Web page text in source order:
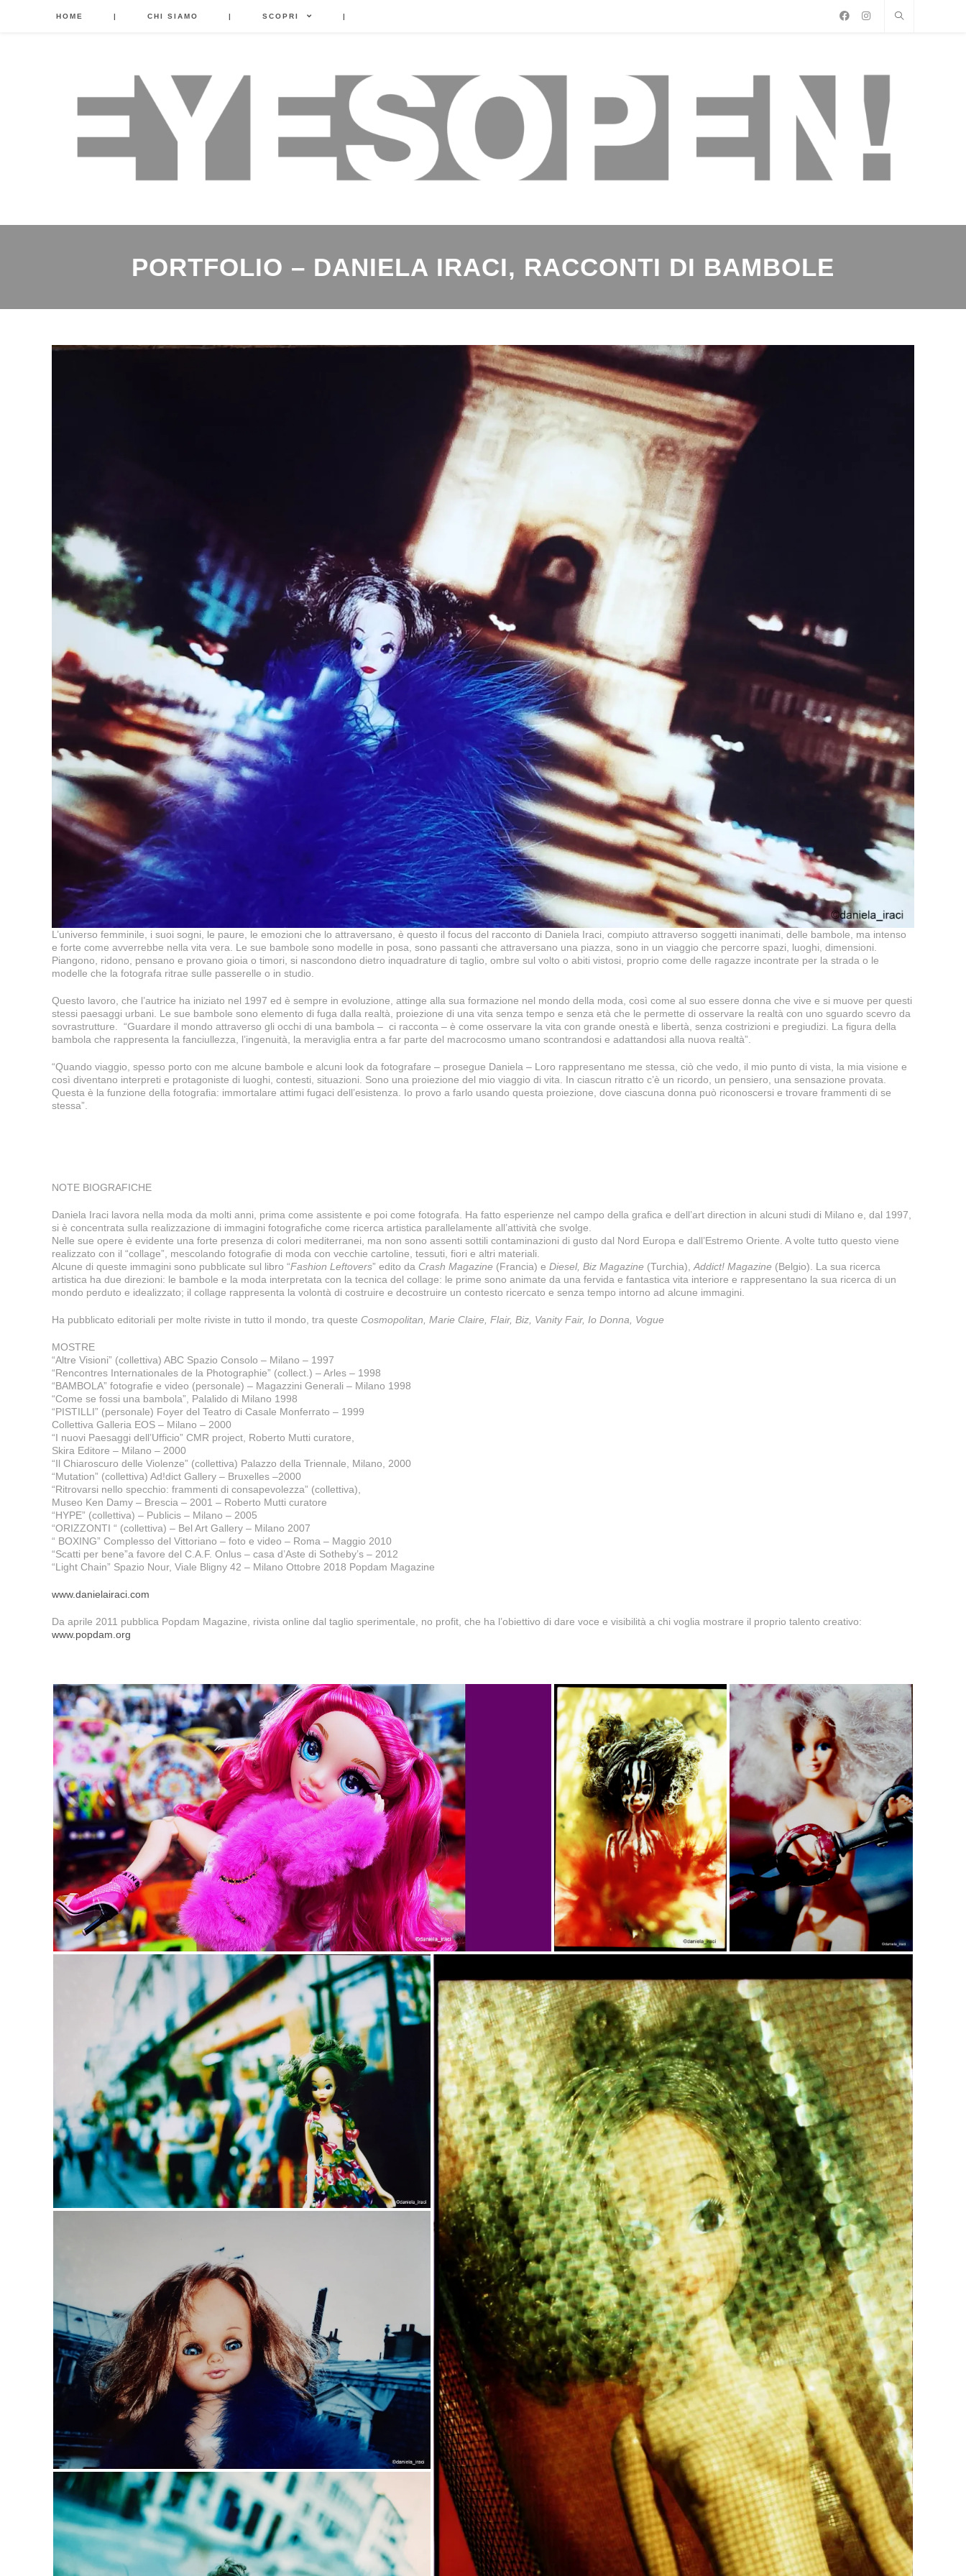
HOME | CHI SIAMO | SCOPRI |
PORTFOLIO – DANIELA IRACI, RACCONTI DI BAMBOLE
L’universo femminile, i suoi sogni, le paure, le emozioni che lo attraversano, è questo il focus del racconto di Daniela Iraci, compiuto attraverso soggetti inanimati, delle bambole, ma intenso
e forte come avverrebbe nella vita vera. Le sue bambole sono modelle in posa, sono passanti che attraversano una piazza, sono in un viaggio che percorre spazi, luoghi, dimensioni.
Piangono, ridono, pensano e provano gioia o timori, si nascondono dietro inquadrature di taglio, ombre sul volto o abiti vistosi, proprio come delle ragazze incontrate per la strada o le
modelle che la fotografa ritrae sulle passerelle o in studio.
Questo lavoro, che l’autrice ha iniziato nel 1997 ed è sempre in evoluzione, attinge alla sua formazione nel mondo della moda, così come al suo essere donna che vive e si muove per questi
stessi paesaggi urbani. Le sue bambole sono elemento di fuga dalla realtà, proiezione di una vita senza tempo e senza età che le permette di osservare la realtà con uno sguardo scevro da
sovrastrutture. “Guardare il mondo attraverso gli occhi di una bambola – ci racconta – è come osservare la vita con grande onestà e libertà, senza costrizioni e pregiudizi. La figura della
bambola che rappresenta la fanciullezza, l’ingenuità, la meraviglia entra a far parte del macrocosmo umano scontrandosi e adattandosi alla nuova realtà”.
“Quando viaggio, spesso porto con me alcune bambole e alcuni look da fotografare – prosegue Daniela – Loro rappresentano me stessa, ciò che vedo, il mio punto di vista, la mia visione e
così diventano interpreti e protagoniste di luoghi, contesti, situazioni. Sono una proiezione del mio viaggio di vita. In ciascun ritratto c’è un ricordo, un pensiero, una sensazione provata.
Questa è la funzione della fotografia: immortalare attimi fugaci dell’esistenza. Io provo a farlo usando questa proiezione, dove ciascuna donna può riconoscersi e trovare frammenti di se
stessa”.
NOTE BIOGRAFICHE
Daniela Iraci lavora nella moda da molti anni, prima come assistente e poi come fotografa. Ha fatto esperienze nel campo della grafica e dell’art direction in alcuni studi di Milano e, dal 1997,
si è concentrata sulla realizzazione di immagini fotografiche come ricerca artistica parallelamente all’attività che svolge.
Nelle sue opere è evidente una forte presenza di colori mediterranei, ma non sono assenti sottili contaminazioni di gusto dal Nord Europa e dall’Estremo Oriente. A volte tutto questo viene
realizzato con il “collage”, mescolando fotografie di moda con vecchie cartoline, tessuti, fiori e altri materiali.
Alcune di queste immagini sono pubblicate sul libro “Fashion Leftovers” edito da Crash Magazine (Francia) e Diesel, Biz Magazine (Turchia), Addict! Magazine (Belgio). La sua ricerca
artistica ha due direzioni: le bambole e la moda interpretata con la tecnica del collage: le prime sono animate da una fervida e fantastica vita interiore e rappresentano la sua ricerca di un
mondo perduto e idealizzato; il collage rappresenta la volontà di costruire e decostruire un contesto ricercato e senza tempo intorno ad alcune immagini.
Ha pubblicato editoriali per molte riviste in tutto il mondo, tra queste Cosmopolitan, Marie Claire, Flair, Biz, Vanity Fair, Io Donna, Vogue
MOSTRE
“Altre Visioni” (collettiva) ABC Spazio Consolo – Milano – 1997
“Rencontres Internationales de la Photographie” (collect.) – Arles – 1998
“BAMBOLA” fotografie e video (personale) – Magazzini Generali – Milano 1998
“Come se fossi una bambola”, Palalido di Milano 1998
“PISTILLI” (personale) Foyer del Teatro di Casale Monferrato – 1999
Collettiva Galleria EOS – Milano – 2000
“I nuovi Paesaggi dell’Ufficio” CMR project, Roberto Mutti curatore,
Skira Editore – Milano – 2000
“Il Chiaroscuro delle Violenze” (collettiva) Palazzo della Triennale, Milano, 2000
“Mutation” (collettiva) Ad!dict Gallery – Bruxelles –2000
“Ritrovarsi nello specchio: frammenti di consapevolezza” (collettiva),
Museo Ken Damy – Brescia – 2001 – Roberto Mutti curatore
“HYPE” (collettiva) – Publicis – Milano – 2005
“ORIZZONTI “ (collettiva) – Bel Art Gallery – Milano 2007
“ BOXING” Complesso del Vittoriano – foto e video – Roma – Maggio 2010
“Scatti per bene”a favore del C.A.F. Onlus – casa d’Aste di Sotheby’s – 2012
“Light Chain” Spazio Nour, Viale Bligny 42 – Milano Ottobre 2018 Popdam Magazine
www.danielairaci.com
Da aprile 2011 pubblica Popdam Magazine, rivista online dal taglio sperimentale, no profit, che ha l’obiettivo di dare voce e visibilità a chi voglia mostrare il proprio talento creativo:
www.popdam.org